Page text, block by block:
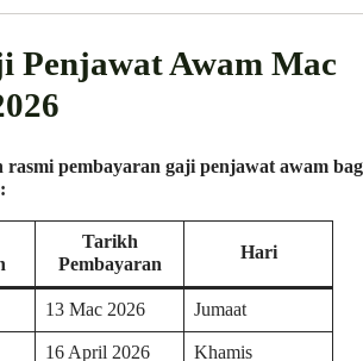
Penjawat Awam Mac
pembayaran gaji penjawat awam
Tarikh
Pembayaran
Hari
13 Mac 2026
Jumaat
16 April 2026 Khamis